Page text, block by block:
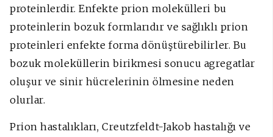
proteinlerdir. Enfekte prion molekülleri bu
proteinlerin bozuk formlarıdır ve sağlıklı prion
proteinleri enfekte forma dönüştürebilirler. Bu
bozuk moleküllerin birikmesi sonucu agregatlar
oluşur ve sinir hücrelerinin ölmesine neden
olurlar.
Prion hastalıkları, Creutzfeldt-Jakob hastalığı ve